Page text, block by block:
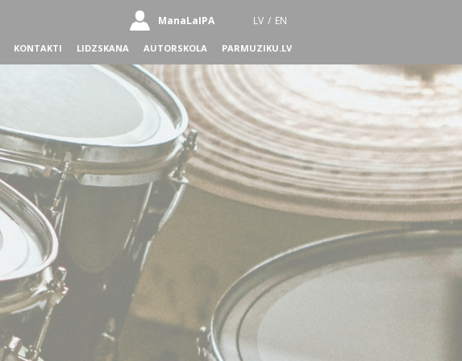
ManaLaIPA LV / EN
KONTAKTI LIDZSKANA AUTORSKOLA PARMUZIKU.LV